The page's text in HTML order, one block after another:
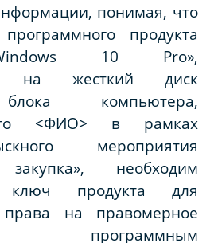
понимая, что
продукта
10 Pro»,
на жесткий диск
компьютера,
<ФИО> в рамках
мероприятия
закупка», необходим
ключ продукта для
права на правомерное
программным